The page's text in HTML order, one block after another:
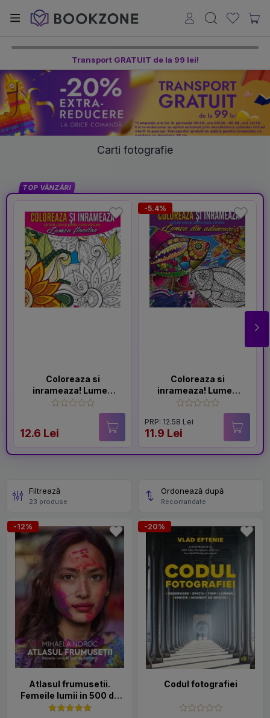
Transport GRATUIT de la 99 lei!
Carti fotografie
TOP VÂNZĂRI
Coloreaza si
inrameaza! Lumea
florilor – carti de
colorat pentru toate
12.6 Lei
-5.4%
Coloreaza si
inrameaza! Lumea
din adancuri – carti
de colorat pentru
toate varstele
PRP: 12.58 Lei
11.9 Lei
Filtrează
23 produse
Ordonează după
Recomandate
-12%
Atlasul frumusetii.
Femeile lumii in 500 de
portrete
-20%
Codul fotografiei